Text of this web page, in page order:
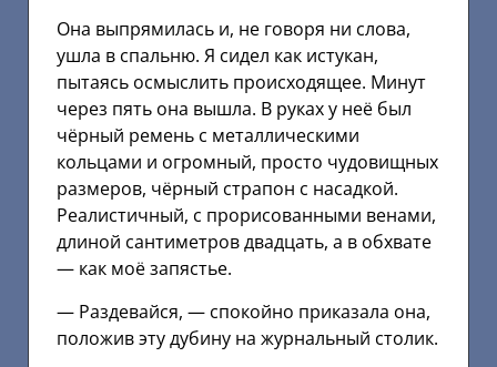
Она выпрямилась и, не говоря ни слова,
ушла в спальню. Я сидел как истукан,
пытаясь осмыслить происходящее. Минут
через пять она вышла. В руках у неё был
чёрный ремень с металлическими
кольцами и огромный, просто чудовищных
размеров, чёрный страпон с насадкой.
Реалистичный, с прорисованными венами,
длиной сантиметров двадцать, а в обхвате
— как моё запястье.
— Раздевайся, — спокойно приказала она,
положив эту дубину на журнальный столик.